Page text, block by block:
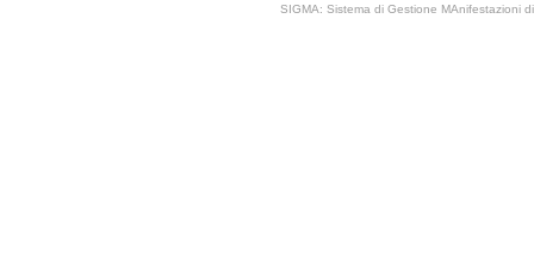
SIGMA: Sistema di Gestione MAnifestazioni